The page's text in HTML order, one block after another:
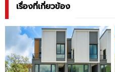
เรื่องที่เกี่ยวข้อง